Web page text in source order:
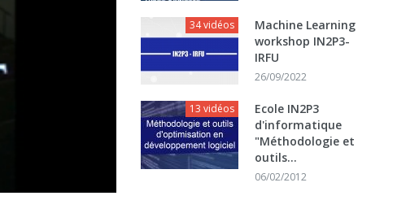
34 vidéos
Machine Learning
workshop IN2P3-
IRFU
26/09/2022
13 vidéos
Ecole IN2P3
d'informatique
"Méthodologie et
outils...
06/02/2012